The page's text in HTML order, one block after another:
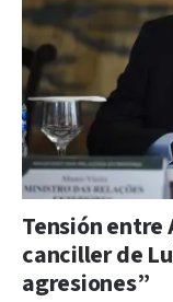
Tensión entre
canciller de
agresiones”